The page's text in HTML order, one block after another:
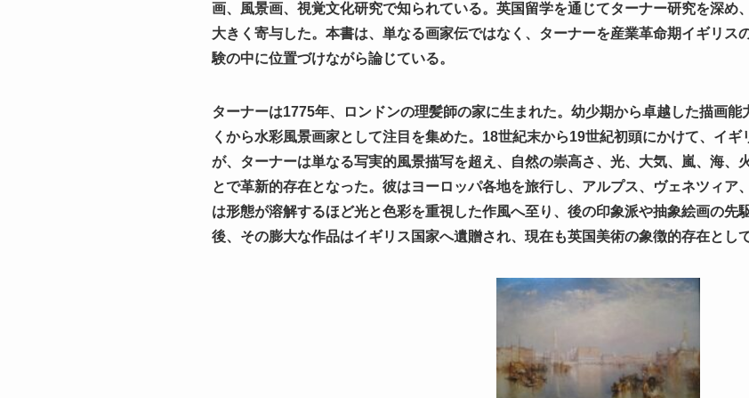
画、風景画、視覚文化研究で知られている。英国留学を通じてターナー研究を深め
大きく寄与した。本書は、単なる画家伝ではなく、ターナーを産業革命期イギリス
験の中に位置づけながら論じている。
ターナーは1775年、ロンドンの理髪師の家に生まれた。幼少期から卓越した描画
くから水彩風景画家として注目を集めた。18世紀末から19世紀初頭にかけて、イ
が、ターナーは単なる写実的風景描写を超え、自然の崇高さ、光、大気、嵐、海、
とで革新的存在となった。彼はヨーロッパ各地を旅行し、アルプス、ヴェネツィア
は形態が溶解するほど光と色彩を重視した作風へ至り、後の印象派や抽象絵画の先
後、その膨大な作品はイギリス国家へ遺贈され、現在も英国美術の象徴的存在とし